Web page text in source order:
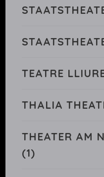
TEATRE
THALIA
THEATER AM
(1)